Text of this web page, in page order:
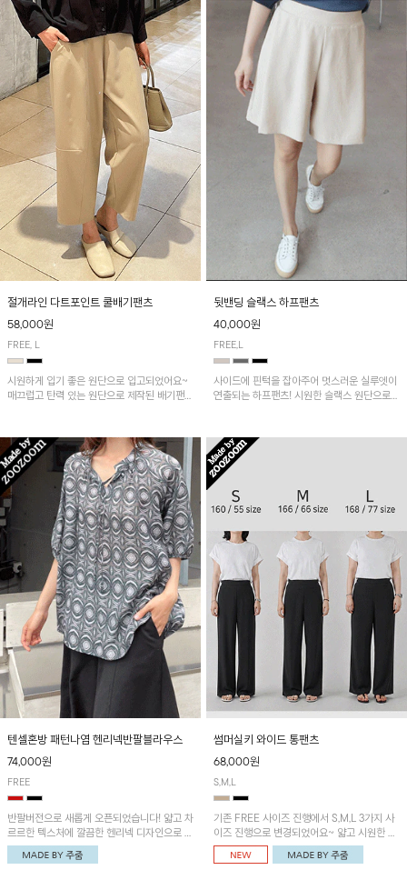
절개라인 다트포인트 쿨배기팬츠
58,000원
FREE, L
시원하게 입기 좋은 원단으로 입고되었어요~
매끄럽고 탄력 있는 원단으로 제작된 배기팬츠
뒷밴딩 슬랙스 하프팬츠
40,000원
FREE,L
사이드에 핀턱을 잡아주어 멋스러운 실루엣이
연출되는 하프팬츠! 시원한 슬랙스 원단으로
텐셀혼방 패턴나염 헨리넥반팔블라우스
74,000원
FREE
반팔버전으로 새롭게 오픈되었습니다! 얇고 차
르르한 텍스처에 깔끔한 헨리넥 디자인으로 제
작된 블라우스예요~볼륨감있는 소매 셔링과
세련된 나염패턴으로 유니크한 매력 UP!
썸머실키 와이드 통팬츠
68,000원
S,M,L
기존 FREE 사이즈 진행에서 S,M,L 3가지 사
이즈 진행으로 변경되었어요~ 얇고 시원한 원
단으로 제작된 와이드팬츠! 베이직한 디자인으
로 코디 활용도가 높은 아이템이에요~